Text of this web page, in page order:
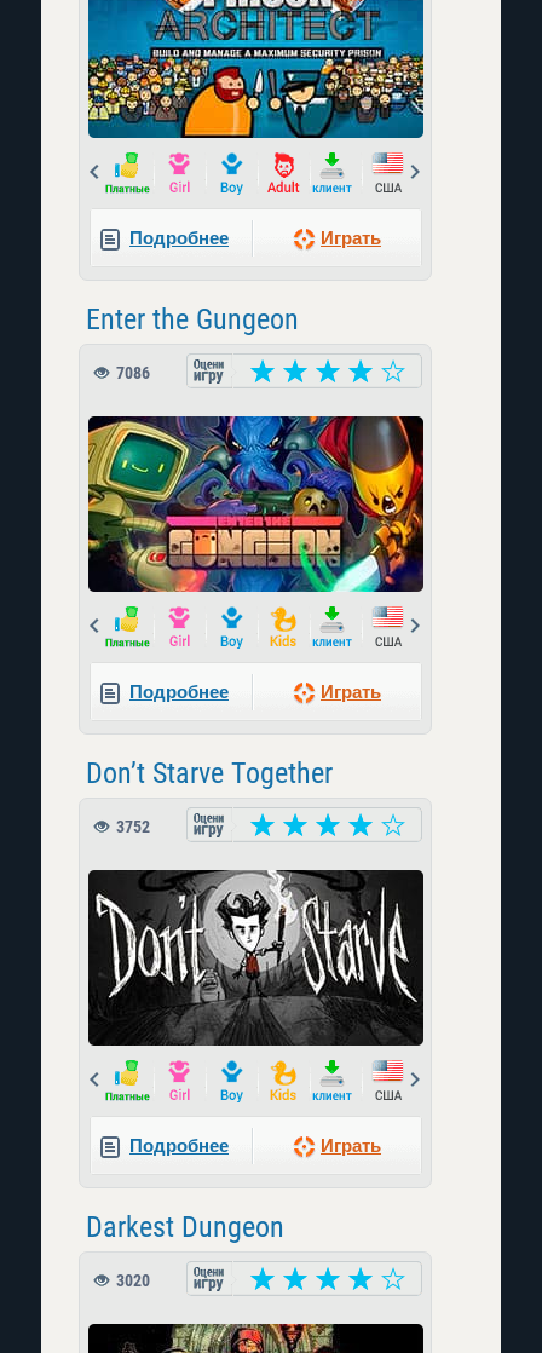
Prev
Подробнее Играть
Enter the Gungeon
7086
Prev
Подробнее Играть
Don’t Starve Together
3752
Prev
Подробнее Играть
Darkest Dungeon
3020